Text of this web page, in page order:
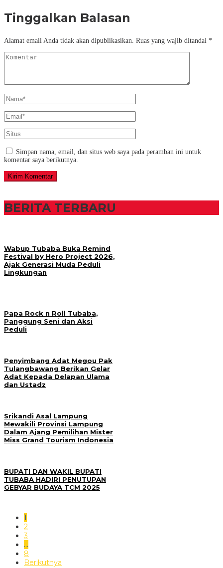
Tinggalkan Balasan
Alamat email Anda tidak akan dipublikasikan. Ruas yang wajib ditandai *
Simpan nama, email, dan situs web saya pada peramban ini untuk
komentar saya berikutnya.
BERITA TERBARU
Wabup Tubaba Buka Remind
Festival by Hero Project 2026,
Ajak Generasi Muda Peduli
Lingkungan
Papa Rock n Roll Tubaba,
Panggung Seni dan Aksi
Peduli
Penyimbang Adat Megou Pak
Tulangbawang Berikan Gelar
Adat Kepada Delapan Ulama
dan Ustadz
Srikandi Asal Lampung
Mewakili Provinsi Lampung
Dalam Ajang Pemilihan Mister
Miss Grand Tourism Indonesia
BUPATI DAN WAKIL BUPATI
TUBABA HADIRI PENUTUPAN
GEBYAR BUDAYA TCM 2025
1
2
3
…
8
Berikutnya